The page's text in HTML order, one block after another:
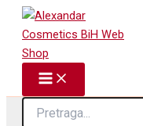
Skip
content
Products
search